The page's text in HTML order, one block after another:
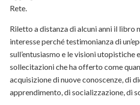
Rete.
Riletto a distanza di alcuni anni il libro
interesse perché testimonianza di
sull’entusiasmo e le visioni utopistiche
sollecitazioni che ha offerto come
acquisizione di nuove conoscenze, di
apprendimento, di socializzazione, di